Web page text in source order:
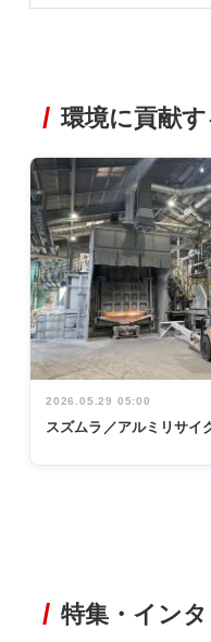
環境に貢献
2026.05.29 05:00
スズムラ／アルミリサイ
特集・イン